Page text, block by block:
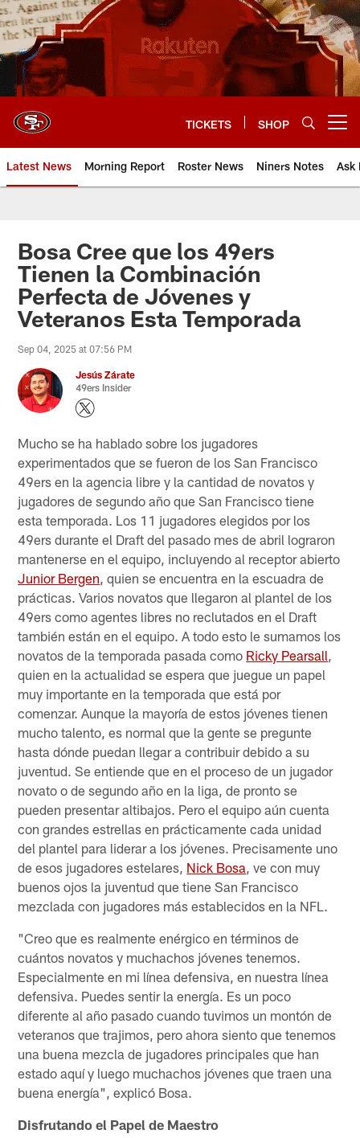
Skip
to
main
content
TICKETS SHOP
Latest News Morning Report Roster News Niners Notes Ask
Bosa Cree que los 49ers
Tienen la Combinación
Perfecta de Jóvenes y
Veteranos Esta Temporada
Sep 04, 2025 at 07:56 PM
Jesús Zárate
49ers Insider
Mucho se ha hablado sobre los jugadores
experimentados que se fueron de los San Francisco
49ers en la agencia libre y la cantidad de novatos y
jugadores de segundo año que San Francisco tiene
esta temporada. Los 11 jugadores elegidos por los
49ers durante el Draft del pasado mes de abril lograron
mantenerse en el equipo, incluyendo al receptor abierto
Junior Bergen , quien se encuentra en la escuadra de
prácticas. Varios novatos que llegaron al plantel de los
49ers como agentes libres no reclutados en el Draft
también están en el equipo. A todo esto le sumamos los
novatos de la temporada pasada como Ricky Pearsall
quien en la actualidad se espera que juegue un papel
muy importante en la temporada que está por
comenzar. Aunque la mayoría de estos jóvenes tienen
mucho talento, es normal que la gente se pregunte
hasta dónde puedan llegar a contribuir debido a su
juventud. Se entiende que en el proceso de un jugador
novato o de segundo año en la liga, de pronto se
pueden presentar altibajos. Pero el equipo aún cuenta
con grandes estrellas en prácticamente cada unidad
del plantel para liderar a los jóvenes. Precisamente uno
de esos jugadores estelares, Nick Bosa , ve con muy
buenos ojos la juventud que tiene San Francisco
mezclada con jugadores más establecidos en la NFL.
"Creo que es realmente enérgico en términos de
cuántos novatos y muchachos jóvenes tenemos.
Especialmente en mi línea defensiva, en nuestra línea
defensiva. Puedes sentir la energía. Es un poco
diferente al año pasado cuando tuvimos un montón de
veteranos que trajimos, pero ahora siento que tenemos
una buena mezcla de jugadores principales que han
estado aquí y luego muchachos jóvenes que traen una
buena energía", explicó Bosa.
Disfrutando el Papel de Maestro